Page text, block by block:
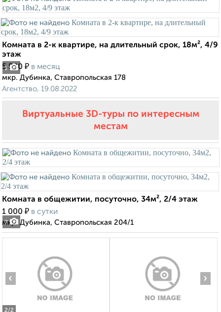
1
Комната в 2-к квартире, на длительный срок, 18м², 4/9
этаж
5 500 ₽ в месяц
мкр. Дубинка, Ставропольская 178
Агентство, 19.08.2022
Виртуальные 3D-туры по интересным
местам
7
Комната в общежитии, посуточно, 34м², 2/4 этаж
1 000 ₽ в сутки
мкр. Дубинка, Ставропольская 204/1
2/2
‹ ›